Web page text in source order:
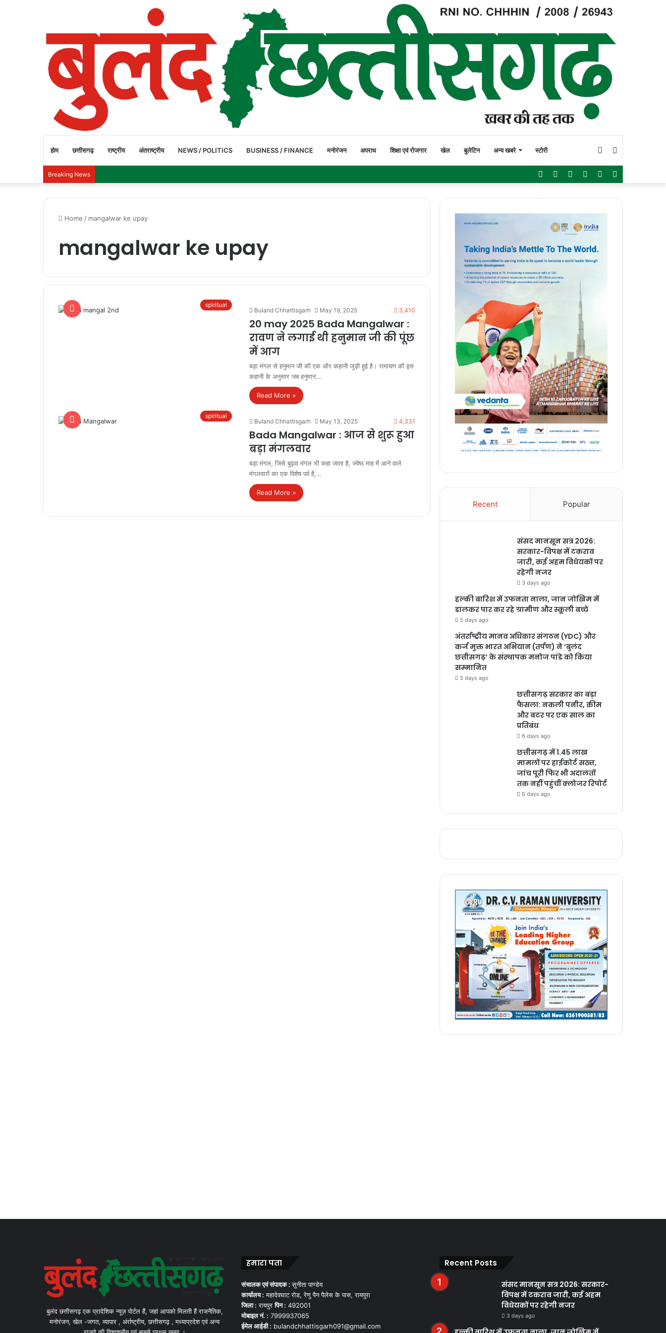
होम छत्तीसगढ़ राष्ट्रीय अंतराष्ट्रीय NEWS / POLITICS BUSINESS / FINANCE मनोरंजन अपराध शिक्षा एवं रोजगार खेल बुलेटिन अन्य खबरे स्टोरी Switch
skin
Breaking News WhatsApp
Instagram
YouTube
Twitter
Facebook
Home / mangalwar ke upay
mangalwar ke upay
spiritual
Buland Chhattisgarh May 19, 2025 3,410
20 may 2025 Bada Mangalwar :
रावण ने लगाई थी हनुमान जी की पूंछ
में आग
बड़ा मंगल से हनुमान जी की एक और कहानी जुड़ी हुई है। रामायण की इस
कहानी के अनुसार जब हनुमान…
Read More »
spiritual
Buland Chhattisgarh May 13, 2025 4,331
Bada Mangalwar : आज से शुरू हुआ
बड़ा मंगलवार
बड़ा मंगल, जिसे बुढ़वा मंगल भी कहा जाता है, ज्येष्ठ माह में आने वाले
मंगलवारों का एक विशेष पर्व है,…
Read More »
Recent Popular
संसद मानसून सत्र 2026:
सरकार-विपक्ष में टकराव
जारी, कई अहम विधेयकों पर
रहेगी नजर
3 days ago
हल्की बारिश में उफनता नाला, जान जोखिम में
डालकर पार कर रहे ग्रामीण और स्कूली बच्चे
5 days ago
अंतर्राष्ट्रीय मानव अधिकार संगठन (YDC) और
कर्ज मुक्त भारत अभियान (तर्पण) ने ‘बुलंद
छत्तीसगढ़’ के संस्थापक मनोज पांडे को किया
सम्मानित
5 days ago
छत्तीसगढ़ सरकार का बड़ा
फैसला: नकली पनीर, क्रीम
और बटर पर एक साल का
प्रतिबंध
6 days ago
छत्तीसगढ़ में 1.45 लाख
मामलों पर हाईकोर्ट सख्त,
जांच पूरी फिर भी अदालतों
तक नहीं पहुंचीं क्लोजर रिपोर्ट
6 days ago
बुलंद छत्तीसगढ़ एक प्रादेशिक न्यूज़ पोर्टल हैं, जहां आपको मिलती हैं राजनैतिक,
मनोरंजन, खेल -जगत, व्यापार , अंर्राष्ट्रीय, छत्तीसगढ़ , मध्याप्रदेश एवं अन्य
हमारा पता
संचालक एवं संपादक :सुनीता पाण्डेय
कार्यालय : महादेवघाट रोड, रेणु पैन पैलेस के पास, रायपुरा
जिला : रायपुरपिन : 492001
मोबाइल नं. : 7999937065
ईमेल आईडी : bulandchhattisgarh091@gmail.com
Recent Posts
संसद मानसून सत्र 2026: सरकार-
विपक्ष में टकराव जारी, कई अहम
विधेयकों पर रहेगी नजर
3 days ago